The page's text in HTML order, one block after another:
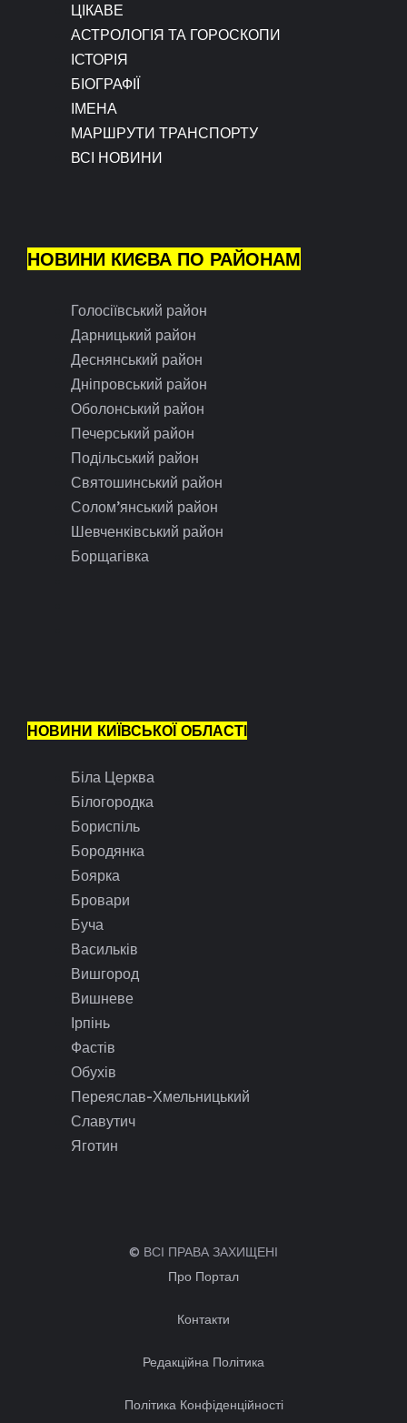
ЦІКАВЕ
АСТРОЛОГІЯ ТА ГОРОСКОПИ
ІСТОРІЯ
БІОГРАФІЇ
ІМЕНА
МАРШРУТИ ТРАНСПОРТУ
ВСІ НОВИНИ
НОВИНИ КИЄВА ПО РАЙОНАМ
Голосіївський район
Дарницький район
Деснянський район
Дніпровський район
Оболонський район
Печерський район
Подільський район
Святошинський район
Солом’янський район
Шевченківський район
Борщагівка
НОВИНИ КИЇВСЬКОЇ ОБЛАСТІ
Біла Церква
Білогородка
Бориспіль
Бородянка
Боярка
Бровари
Буча
Васильків
Вишгород
Вишневе
Ірпінь
Фастів
Обухів
Переяслав-Хмельницький
Славутич
Яготин
© ВСІ ПРАВА ЗАХИЩЕНІ
Про Портал
Контакти
Редакційна Політика
Політика Конфіденційності